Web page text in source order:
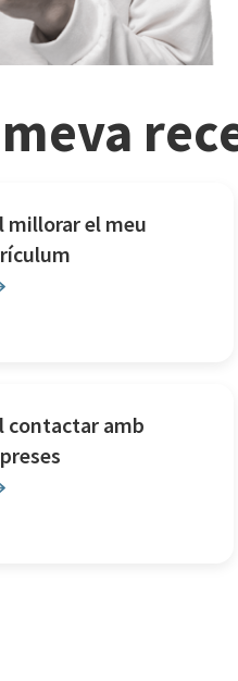
millorar el meu
contactar amb